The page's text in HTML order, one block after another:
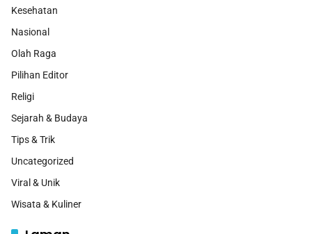
Kesehatan
Nasional
Olah Raga
Pilihan Editor
Religi
Sejarah & Budaya
Tips & Trik
Uncategorized
Viral & Unik
Wisata & Kuliner